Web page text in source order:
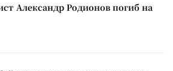
Александр Родионов погиб на